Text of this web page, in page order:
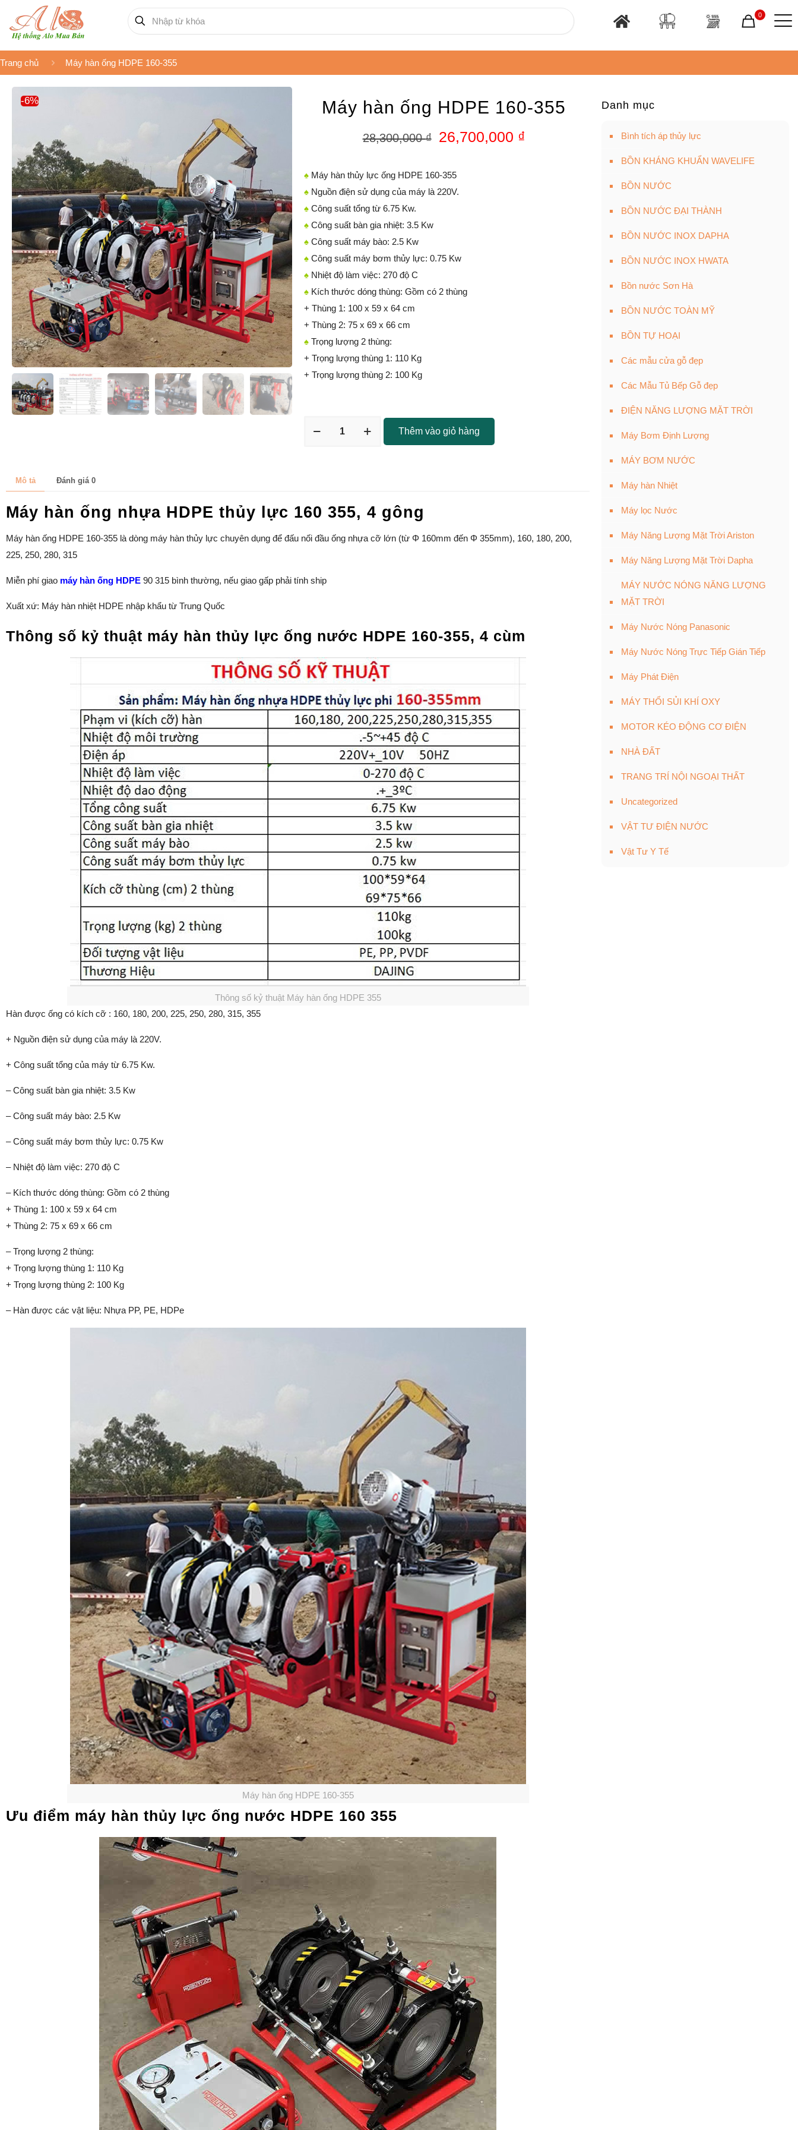
0
Trang chủ Máy hàn ống HDPE 160-355
-6% Máy hàn ống HDPE 160-355
28,300,000₫ 26,700,000 ₫
♠Máy hàn thủy lực ống HDPE 160-355
♠Nguồn điện sử dụng của máy là 220V.
♠Công suất tổng từ 6.75 Kw.
♠Công suất bàn gia nhiệt: 3.5 Kw
♠Công suất máy bào: 2.5 Kw
♠Công suất máy bơm thủy lực: 0.75 Kw
♠Nhiệt độ làm việc: 270 độ C
♠Kích thước dóng thùng: Gồm có 2 thùng
+ Thùng 1: 100 x 59 x 64 cm
+ Thùng 2: 75 x 69 x 66 cm
♠Trọng lượng 2 thùng:
+ Trọng lượng thùng 1: 110 Kg
+ Trọng lượng thùng 2: 100 Kg
Thêm vào giỏ hàng
Mô tả Đánh giá 0
Máy hàn ống nhựa HDPE thủy lực 160 355, 4 gông
Máy hàn ống HDPE 160-355 là dòng máy hàn thủy lực chuyên dụng để đấu nối đầu ống nhựa cỡ lớn (từ Φ 160mm đến Φ 355mm), 160, 180, 200,
225, 250, 280, 315
Miễn phí giao máy hàn ống HDPE 90 315 bình thường, nếu giao gấp phải tính ship
Xuất xứ: Máy hàn nhiệt HDPE nhập khẩu từ Trung Quốc
Thông số kỷ thuật máy hàn thủy lực ống nước HDPE 160-355, 4 cùm
Thông số kỷ thuật Máy hàn ống HDPE 355
Hàn được ống có kích cỡ : 160, 180, 200, 225, 250, 280, 315, 355
+ Nguồn điện sử dụng của máy là 220V.
+ Công suất tổng của máy từ 6.75 Kw.
– Công suất bàn gia nhiệt: 3.5 Kw
– Công suất máy bào: 2.5 Kw
– Công suất máy bơm thủy lực: 0.75 Kw
– Nhiệt độ làm việc: 270 độ C
– Kích thước dóng thùng: Gồm có 2 thùng
+ Thùng 1: 100 x 59 x 64 cm
+ Thùng 2: 75 x 69 x 66 cm
– Trọng lượng 2 thùng:
+ Trọng lượng thùng 1: 110 Kg
+ Trọng lượng thùng 2: 100 Kg
– Hàn được các vật liệu: Nhựa PP, PE, HDPe
Máy hàn ống HDPE 160-355
Ưu điểm máy hàn thủy lực ống nước HDPE 160 355
Danh mục
Bình tích áp thủy lực
BỒN KHÁNG KHUẨN WAVELIFE
BỒN NƯỚC
BỒN NƯỚC ĐẠI THÀNH
BỒN NƯỚC INOX DAPHA
BỒN NƯỚC INOX HWATA
Bồn nước Sơn Hà
BỒN NƯỚC TOÀN MỸ
BỒN TỰ HOẠI
Các mẫu cửa gỗ đẹp
Các Mẫu Tủ Bếp Gỗ đẹp
ĐIỆN NĂNG LƯỢNG MẶT TRỜI
Máy Bơm Định Lượng
MÁY BƠM NƯỚC
Máy hàn Nhiệt
Máy lọc Nước
Máy Năng Lượng Mặt Trời Ariston
Máy Năng Lượng Mặt Trời Dapha
MÁY NƯỚC NÓNG NĂNG LƯỢNG
MẶT TRỜI
Máy Nước Nóng Panasonic
Máy Nước Nóng Trực Tiếp Gián Tiếp
Máy Phát Điện
MÁY THỔI SỦI KHÍ OXY
MOTOR KÉO ĐỘNG CƠ ĐIỆN
NHÀ ĐẤT
TRANG TRÍ NỘI NGOẠI THẤT
Uncategorized
VẬT TƯ ĐIỆN NƯỚC
Vật Tư Y Tế